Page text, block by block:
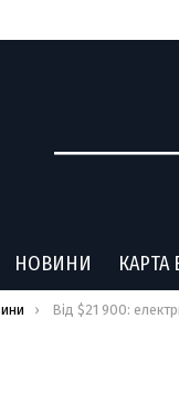
НОВИНИ КАРТА
Від $21 900: електричний кросовер